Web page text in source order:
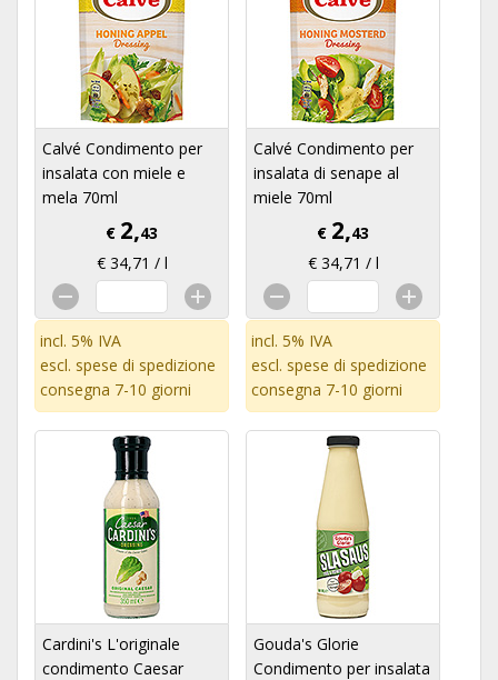
Calvé Condimento per
insalata con miele e
mela 70ml
€ 2,43
€ 34,71 / l
incl. 5% IVA
escl. spese di spedizione
consegna 7-10 giorni
Calvé Condimento per
insalata di senape al
miele 70ml
€ 2,43
€ 34,71 / l
incl. 5% IVA
escl. spese di spedizione
consegna 7-10 giorni
Cardini's L'originale
condimento Caesar
Gouda's Glorie
Condimento per insalata